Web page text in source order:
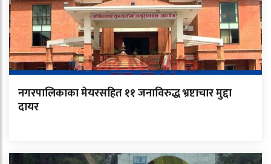
नगरपालिकाका मेयरसहित ११ जनाविरुद्ध भ्रष्टाचार मुद्दा
दायर